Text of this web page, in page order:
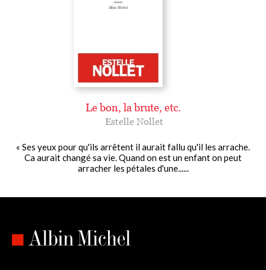
Le bon, la brute, etc.
Estelle Nollet
« Ses yeux pour qu'ils arrêtent il aurait fallu qu'il les arrache.
Ca aurait changé sa vie. Quand on est un enfant on peut
arracher les pétales d'une......